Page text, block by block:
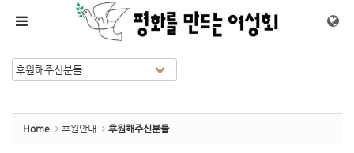
Home 후원안내 후원해주신분들